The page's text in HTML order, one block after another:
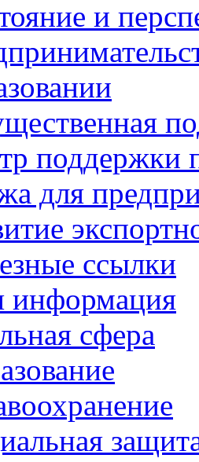
и
поддержки
для
ссылки
информация
сфера